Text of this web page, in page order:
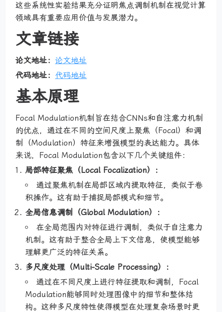
这些系统性实验结果充分证明焦点调制机制在视觉计算
领域具有重要应用价值与发展潜力。
文章链接
论文地址： 论文地址
代码地址： 代码地址
基本原理
Focal Modulation机制旨在结合CNNs和自注意力机制
的优点，通过在不同的空间尺度上聚焦（Focal）和调
制（Modulation）特征来增强模型的表达能力。具体
来说，Focal Modulation包含以下几个关键组件：
局部特征聚焦（Local Focalization）：
通过聚焦机制在局部区域内提取特征，类似于卷
积操作。这有助于捕捉局部模式和细节。
全局信息调制（Global Modulation）：
在全局范围内对特征进行调制，类似于自注意力
机制。这有助于整合全局上下文信息，使模型能够
理解更广泛的特征关系。
多尺度处理（Multi-Scale Processing）：
通过在不同尺度上进行特征提取和调制，Focal
Modulation能够同时处理图像中的细节和整体结
构。这种多尺度特性使得模型在处理复杂场景时更